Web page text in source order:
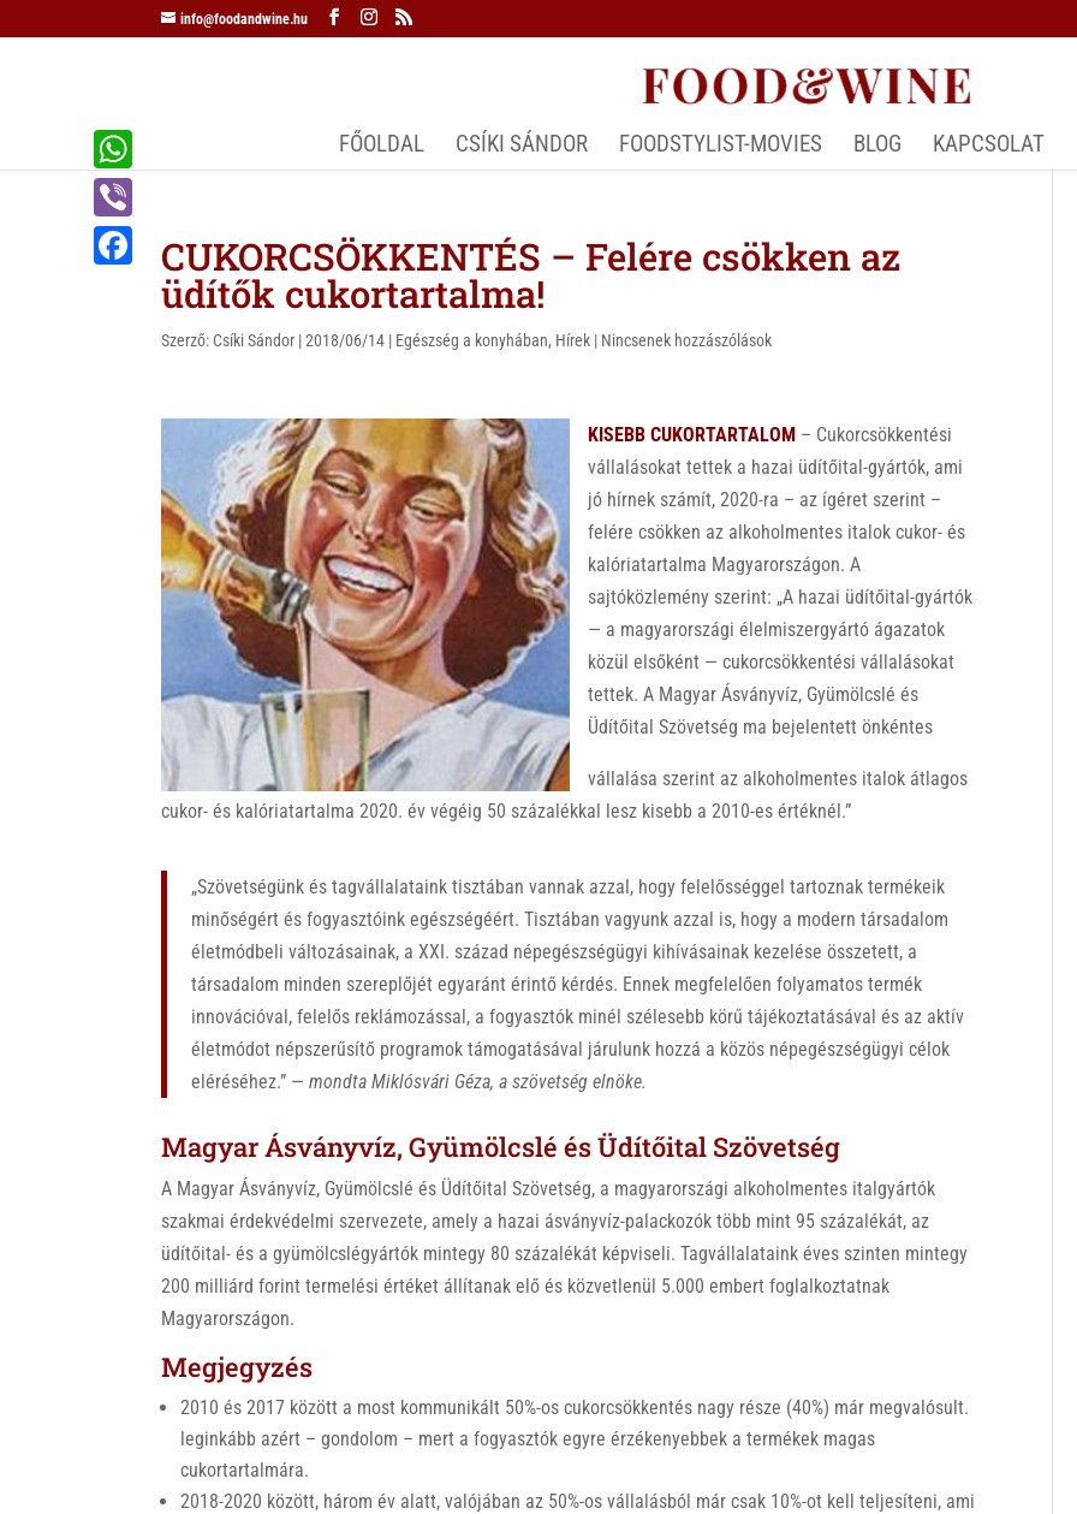
info@foodandwine.hu
FŐOLDAL CSÍKI SÁNDOR FOODSTYLIST-MOVIES BLOG KAPCSOLAT
CUKORCSÖKKENTÉS – Felére csökken az
üdítők cukortartalma!
Szerző: Csíki Sándor |2018/06/14 | Egészség a konyhában, Hírek | Nincsenek hozzászólások
KISEBB CUKORTARTALOM – Cukorcsökkentési
vállalásokat tettek a hazai üdítőital-gyártók, ami
jó hírnek számít, 2020-ra – az ígéret szerint –
felére csökken az alkoholmentes italok cukor- és
kalóriatartalma Magyarországon. A
sajtóközlemény szerint: „A hazai üdítőital-gyártók
— a magyarországi élelmiszergyártó ágazatok
közül elsőként — cukorcsökkentési vállalásokat
tettek. A Magyar Ásványvíz, Gyümölcslé és
Üdítőital Szövetség ma bejelentett önkéntes
vállalása szerint az alkoholmentes italok átlagos
cukor- és kalóriatartalma 2020. év végéig 50 százalékkal lesz kisebb a 2010-es értéknél.”
„Szövetségünk és tagvállalataink tisztában vannak azzal, hogy felelősséggel tartoznak termékeik
minőségért és fogyasztóink egészségéért. Tisztában vagyunk azzal is, hogy a modern társadalom
életmódbeli változásainak, a XXI. század népegészségügyi kihívásainak kezelése összetett, a
társadalom minden szereplőjét egyaránt érintő kérdés. Ennek megfelelően folyamatos termék
innovációval, felelős reklámozással, a fogyasztók minél szélesebb körű tájékoztatásával és az aktív
életmódot népszerűsítő programok támogatásával járulunk hozzá a közös népegészségügyi célok
eléréséhez.” —mondta Miklósvári Géza, a szövetség elnöke.
Magyar Ásványvíz, Gyümölcslé és Üdítőital Szövetség
A Magyar Ásványvíz, Gyümölcslé és Üdítőital Szövetség, a magyarországi alkoholmentes italgyártók
szakmai érdekvédelmi szervezete, amely a hazai ásványvíz-palackozók több mint 95 százalékát, az
üdítőital- és a gyümölcslégyártók mintegy 80 százalékát képviseli. Tagvállalataink éves szinten mintegy
200 milliárd forint termelési értéket állítanak elő és közvetlenül 5.000 embert foglalkoztatnak
Magyarországon.
Megjegyzés
2010 és 2017 között a most kommunikált 50%-os cukorcsökkentés nagy része (40%) már megvalósult.
leginkább azért – gondolom – mert a fogyasztók egyre érzékenyebbek a termékek magas
cukortartalmára.
2018-2020 között, három év alatt, valójában az 50%-os vállalásból már csak 10%-ot kell teljesíteni, ami
W
h
a
V